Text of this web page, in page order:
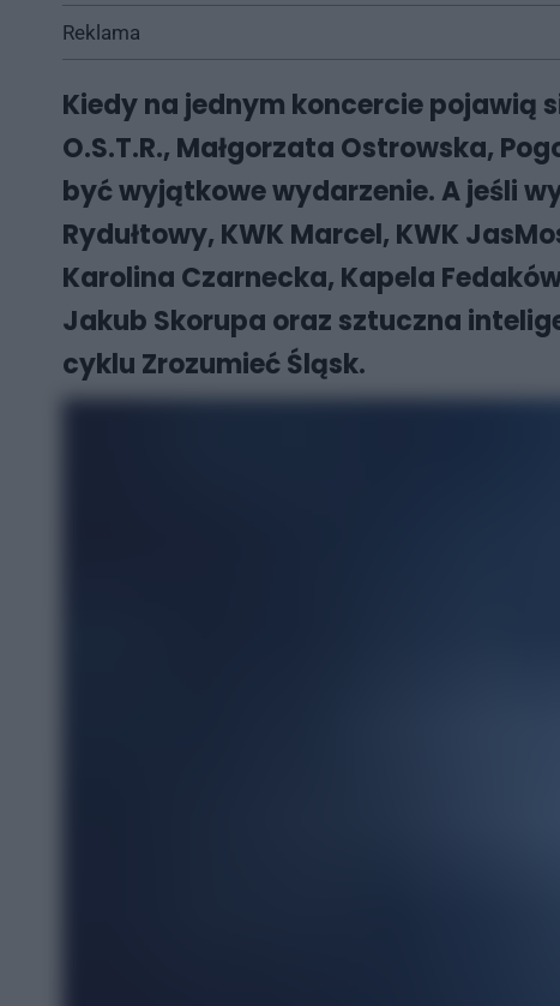
Reklama
Kiedy na jednym koncercie pojawią
O.S.T.R., Małgorzata Ostrowska,
być wyjątkowe wydarzenie. A jeśli
Rydułtowy, KWK Marcel, KWK
Karolina Czarnecka, Kapela
Jakub Skorupa oraz sztuczna
cyklu Zrozumieć Śląsk.